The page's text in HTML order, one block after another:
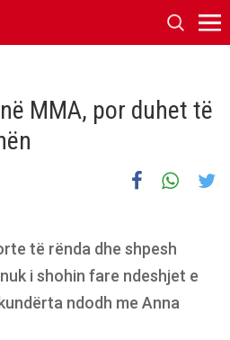
MMA, por duhet të
të rënda dhe shpesh
i shohin fare ndeshjet e
ndodh me Anna